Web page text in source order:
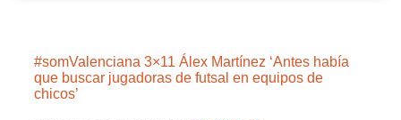
#somValenciana 3×11 Álex Martínez ‘Antes había
que buscar jugadoras de futsal en equipos de
chicos’